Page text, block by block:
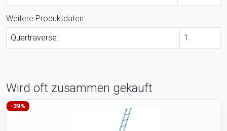
Weitere Produktdaten
Quertraverse:
1
Wird oft zusammen gekauft
-39%